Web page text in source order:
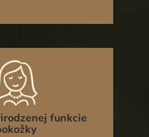
funkcie